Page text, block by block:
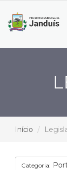
Início
Categoria: